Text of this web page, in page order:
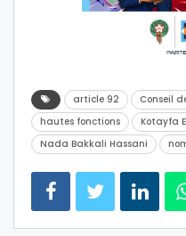
article 92 Conseil
hautes fonctions
Kotayfa
Nada Bakkali Hassani